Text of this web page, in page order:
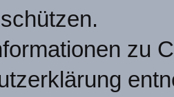
zu